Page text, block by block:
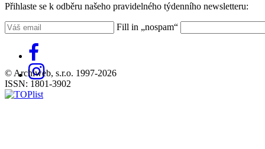
Přihlaste se k odběru našeho pravidelného týdenního newsletteru:
Fill in „nospam“
© Archiweb, s.r.o. 1997-2026
ISSN: 1801-3902